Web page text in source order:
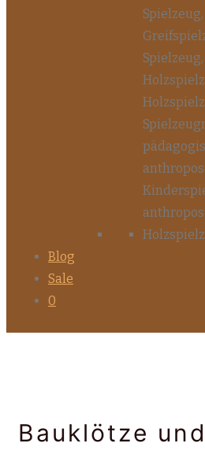
Blog
Sale
0
Bauklötze